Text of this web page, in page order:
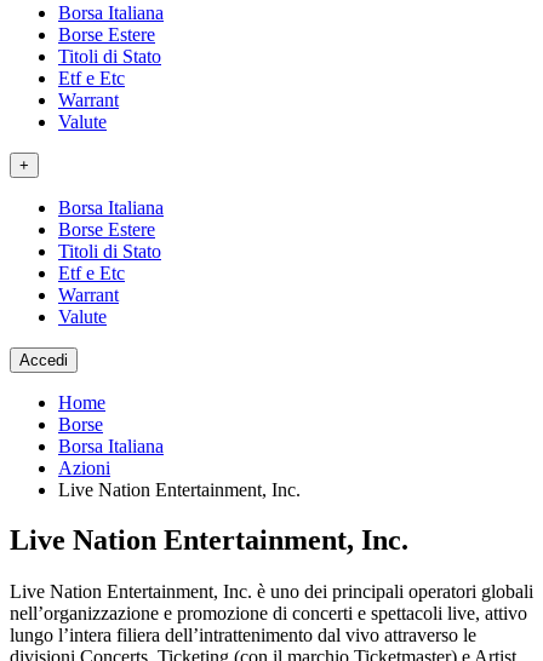
Borsa Italiana
Borse Estere
Titoli di Stato
Etf e Etc
Warrant
Valute
+
Borsa Italiana
Borse Estere
Titoli di Stato
Etf e Etc
Warrant
Valute
Accedi
Home
Borse
Borsa Italiana
Azioni
Live Nation Entertainment, Inc.
Live Nation Entertainment, Inc.
Live Nation Entertainment, Inc. è uno dei principali operatori globali
nell’organizzazione e promozione di concerti e spettacoli live, attivo
lungo l’intera filiera dell’intrattenimento dal vivo attraverso le